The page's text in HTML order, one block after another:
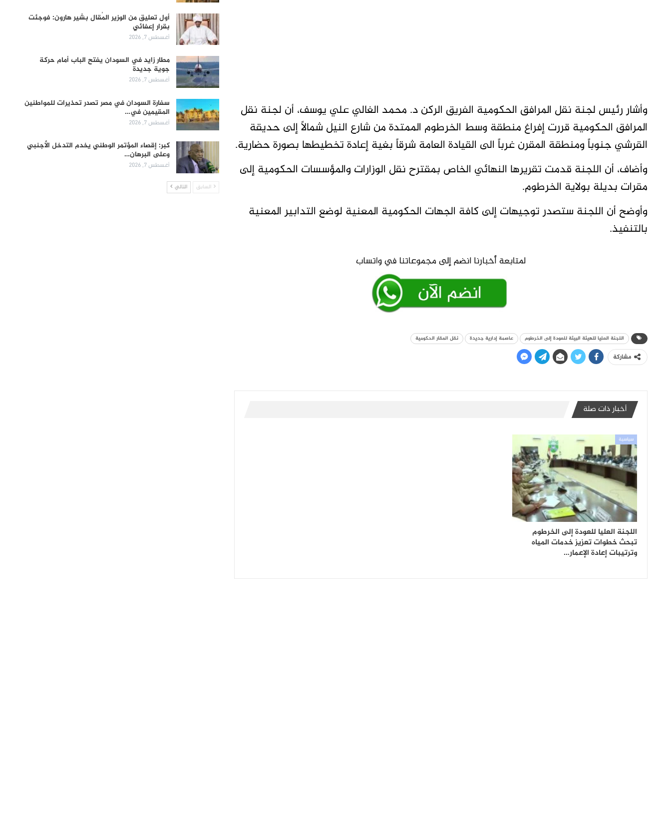
وأشار رئيس لجنة نقل المرافق الحكومية الفريق الركن د. محمد الغالي علي يوسف، أن لجنة نقل
المرافق الحكومية قررت إفراغ منطقة وسط الخرطوم الممتدة من شارع النيل شمالاً إلى حديقة
القرشي جنوباً ومنطقة المقرن غرباً الى القيادة العامة شرقاً بغية إعادة تخطيطها بصورة حضارية.
وأضاف، أن اللجنة قدمت تقريرها النهائي الخاص بمقترح نقل الوزارات والمؤسسات الحكومية إلى
مقرات بديلة بولاية الخرطوم.
وأوضح أن اللجنة ستصدر توجيهات إلى كافة الجهات الحكومية المعنية لوضع التدابير المعنية
بالتنفيذ.
اللجنة العليا لتهيئة البيئة للعودة إلى الخرطوم عاصمة إدارية جديدة نقل المقار الحكومية
مشاركة
أخبار ذات صلة
سياسية
اللجنة العليا للعودة إلى الخرطوم
تبحث خطوات تعزيز خدمات المياه
وترتيبات إعادة الإعمار…
أول تعليق من الوزير المُقال بشير هارون: فوجئت
بقرار إعفائي
أغسطس 7, 2026
مطار زايد في السودان يفتح الباب أمام حركة
جوية جديدة
أغسطس 7, 2026
سفارة السودان في مصر تصدر تحذيرات للمواطنين
المقيمين في…
أغسطس 7, 2026
كبر: إقصاء المؤتمر الوطني يخدم التدخل الأجنبي
وعلى البرهان…
أغسطس 7, 2026
السابق التالي